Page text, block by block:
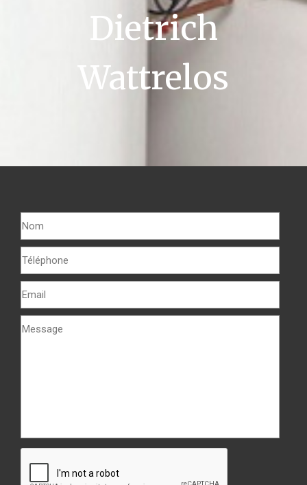
Dietrich
Wattrelos